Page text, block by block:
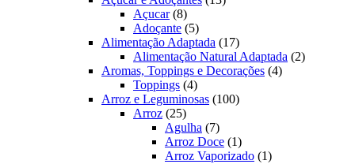
Açucar 88
produtos
Adoçante 55
produtos
Alimentação Adaptada 1717
produtos
Alimentação Natural Adaptada 22
Aromas, Toppings e Decorações 44
Toppings 44
produtos
Arroz e Leguminosas 100100
Arroz 2525
produtos
Agulha 77
produtos
Arroz Doce 11
produto
Arroz Vaporizado 11